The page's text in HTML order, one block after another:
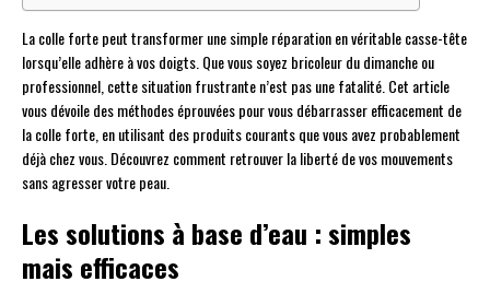
La colle forte peut transformer une simple réparation en véritable casse-tête
lorsqu’elle adhère à vos doigts. Que vous soyez bricoleur du dimanche ou
professionnel, cette situation frustrante n’est pas une fatalité. Cet article
vous dévoile des méthodes éprouvées pour vous débarrasser efficacement de
la colle forte, en utilisant des produits courants que vous avez probablement
déjà chez vous. Découvrez comment retrouver la liberté de vos mouvements
sans agresser votre peau.
Les solutions à base d’eau : simples
mais efficaces